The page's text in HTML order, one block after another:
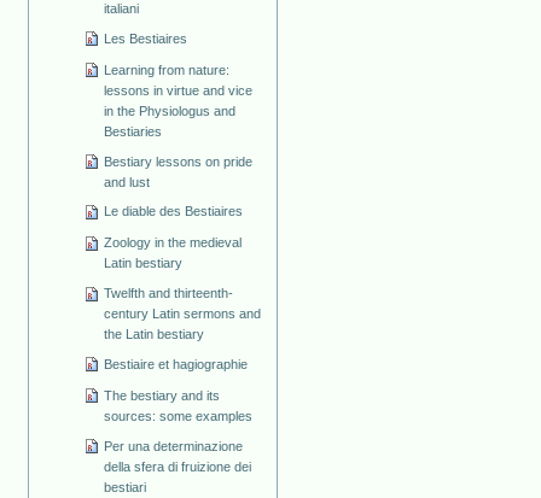
italiani
Les Bestiaires
Learning from nature:
lessons in virtue and vice
in the Physiologus and
Bestiaries
Bestiary lessons on pride
and lust
Le diable des Bestiaires
Zoology in the medieval
Latin bestiary
Twelfth and thirteenth-
century Latin sermons and
the Latin bestiary
Bestiaire et hagiographie
The bestiary and its
sources: some examples
Per una determinazione
della sfera di fruizione dei
bestiari